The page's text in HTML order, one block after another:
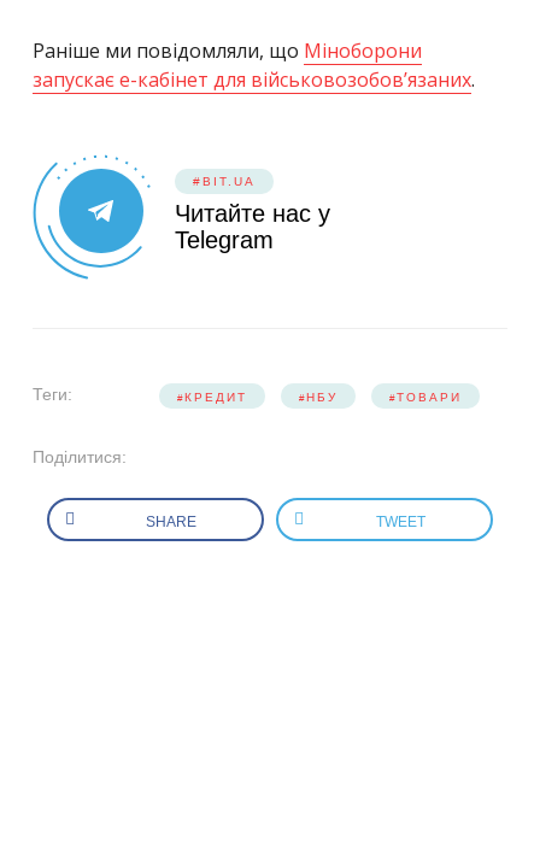
Раніше ми повідомляли, що Міноборони
запускає е-кабінет для військовозобов’язаних.
#BIT.UA
Читайте нас у
Telegram
Теги: КРЕДИТ НБУ ТОВАРИ
Поділитися:
SHARE TWEET